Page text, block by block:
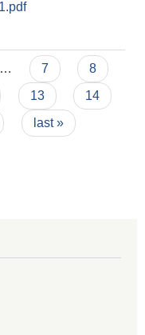
… 7
8
13
14
last »